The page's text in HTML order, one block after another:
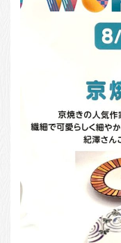
お問い合わせ